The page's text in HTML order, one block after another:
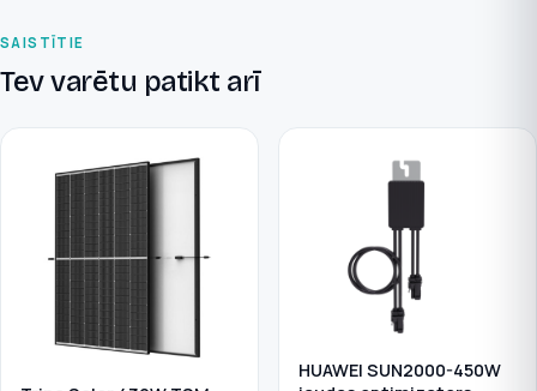
SAISTĪTIE
Tev varētu patikt arī
HUAWEI SUN2000-450W